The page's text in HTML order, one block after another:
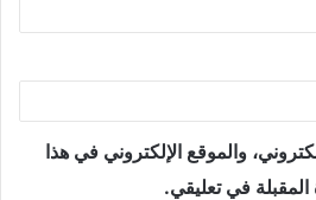
والموقع الإلكتروني في هذا
المقبلة في تعليقي.